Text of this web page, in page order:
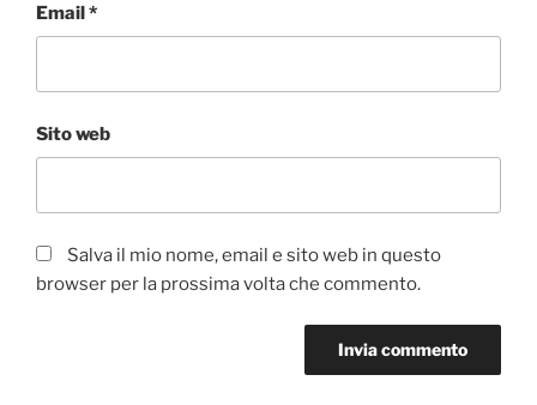
Email*
Sito web
Salva il mio nome, email e sito web in questo
browser per la prossima volta che commento.